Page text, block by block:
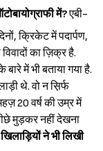
में?एबी-
क्रिकेट में पदार्पण,
का ज़िक्र है.
में भी बताया गया है.
थे. वो न स़िर्फ
20 वर्ष की उम्र में
मुड़कर नहीं देखना
ने भी लिखी